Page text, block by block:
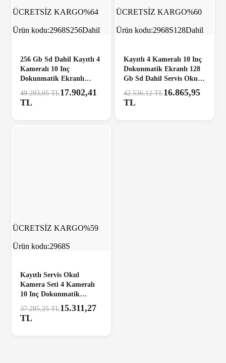
ÜCRETSİZ KARGO%64
Ürün kodu:2968S256Dahil
256 Gb Sd Dahil Kayıtlı 4
Kameralı 10 Inç
Dokunmatik Ekranlı
Servis Okul Kamera Seti
49.293,05 TL17.902,41
TL
ÜCRETSİZ KARGO%60
Ürün kodu:2968S128Dahil
Kayıtlı 4 Kameralı 10 Inç
Dokunmatik Ekranlı 128
Gb Sd Dahil Servis Okul
42.536,12 TL16.865,95
TL
ÜCRETSİZ KARGO%59
Ürün kodu:2968S
Kayıtlı Servis Okul
Kamera Seti 4 Kameralı
10 Inç Dokunmatik
Ekranlı 256 Gb Sd
Destekli Tak Kullan
37.285,25 TL15.311,27
TL